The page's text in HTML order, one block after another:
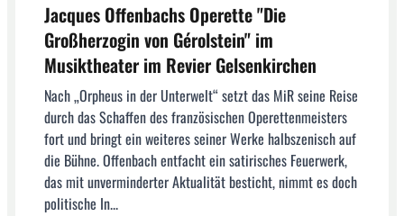
Jacques Offenbachs Operette "Die
Großherzogin von Gérolstein" im
Musiktheater im Revier Gelsenkirchen
Nach „Orpheus in der Unterwelt“ setzt das MiR seine Reise
durch das Schaffen des französischen Operettenmeisters
fort und bringt ein weiteres seiner Werke halbszenisch auf
die Bühne. Offenbach entfacht ein satirisches Feuerwerk,
das mit unverminderter Aktualität besticht, nimmt es doch
politische In...